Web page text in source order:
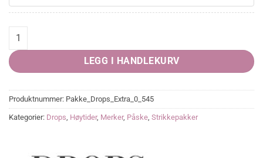
Cozy Bunnies quantity
LEGG I HANDLEKURV
Produktnummer: Pakke_Drops_Extra_0_545
Kategorier: Drops Høytider, Merker, Påske Strikkepakker